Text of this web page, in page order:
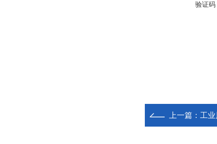
验证码
上一篇： 工